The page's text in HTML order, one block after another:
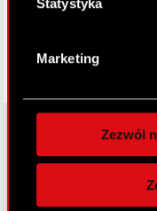
osobiste dane są
preferencje w
zgodę w dowolnej
Wykorzystujemy
funkcje
Marketing
Zezwól
O CD PROJEKT